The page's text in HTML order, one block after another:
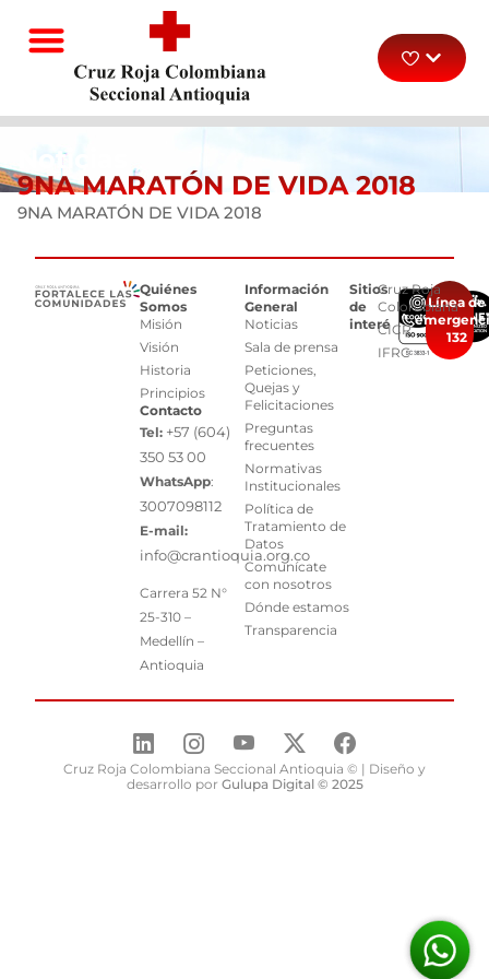
Noticias
9NA MARATÓN DE VIDA 2018
9NA MARATÓN DE VIDA 2018
Quiénes
Somos
Misión
Visión
Historia
Principios
Contacto
Tel: +57 (604)
350 53 00
WhatsApp:
3007098112
E-mail:
info@crantioquia.org.co
Carrera 52 N°
25-310 –
Medellín –
Antioquia
Información
General
Noticias
Sala de prensa
Peticiones,
Quejas y
Felicitaciones
Preguntas
frecuentes
Normativas
Institucionales
Política de
Tratamiento de
Datos
Comunícate
con nosotros
Dónde estamos
Transparencia
Sitios
de
interés
Cruz Roja
Colombiana
CICR
IFRC
Línea de
132
Cruz Roja Colombiana Seccional Antioquia © | Diseño y
desarrollo por Gulupa Digital © 2025